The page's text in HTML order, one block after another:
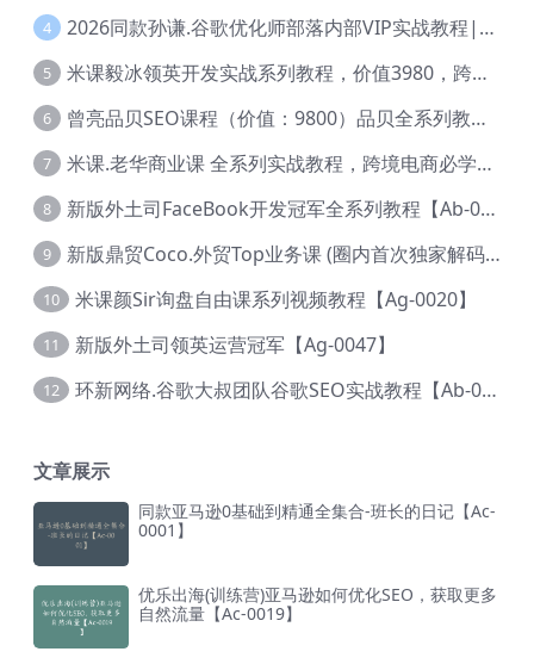
4 2026同款孙谦.谷歌优化师部落内部VIP实战教程|价值4999元全网独家解码（官方报名版本）【@034】
5 米课毅冰领英开发实战系列教程，价值3980，跨境必选【Ag-0049】
6 曾亮品贝SEO课程（价值：9800）品贝全系列教程 【Ab-0022】
7 米课.老华商业课 全系列实战教程，跨境电商必学，价值16900元【Ag-0053】
8 新版外土司FaceBook开发冠军全系列教程【Ab-0021】
9 新版鼎贸Coco.外贸Top业务课 (圈内首次独家解码|460节课)【Ag-0091】
10 米课颜Sir询盘自由课系列视频教程【Ag-0020】
11 新版外土司领英运营冠军【Ag-0047】
12 环新网络.谷歌大叔团队谷歌SEO实战教程【Ab-0024】
文章展示
同款亚马逊0基础到精通全集合-班长的日记【Ac-
0001】
优乐出海(训练营)亚马逊如何优化SEO，获取更多
自然流量【Ac-0019】